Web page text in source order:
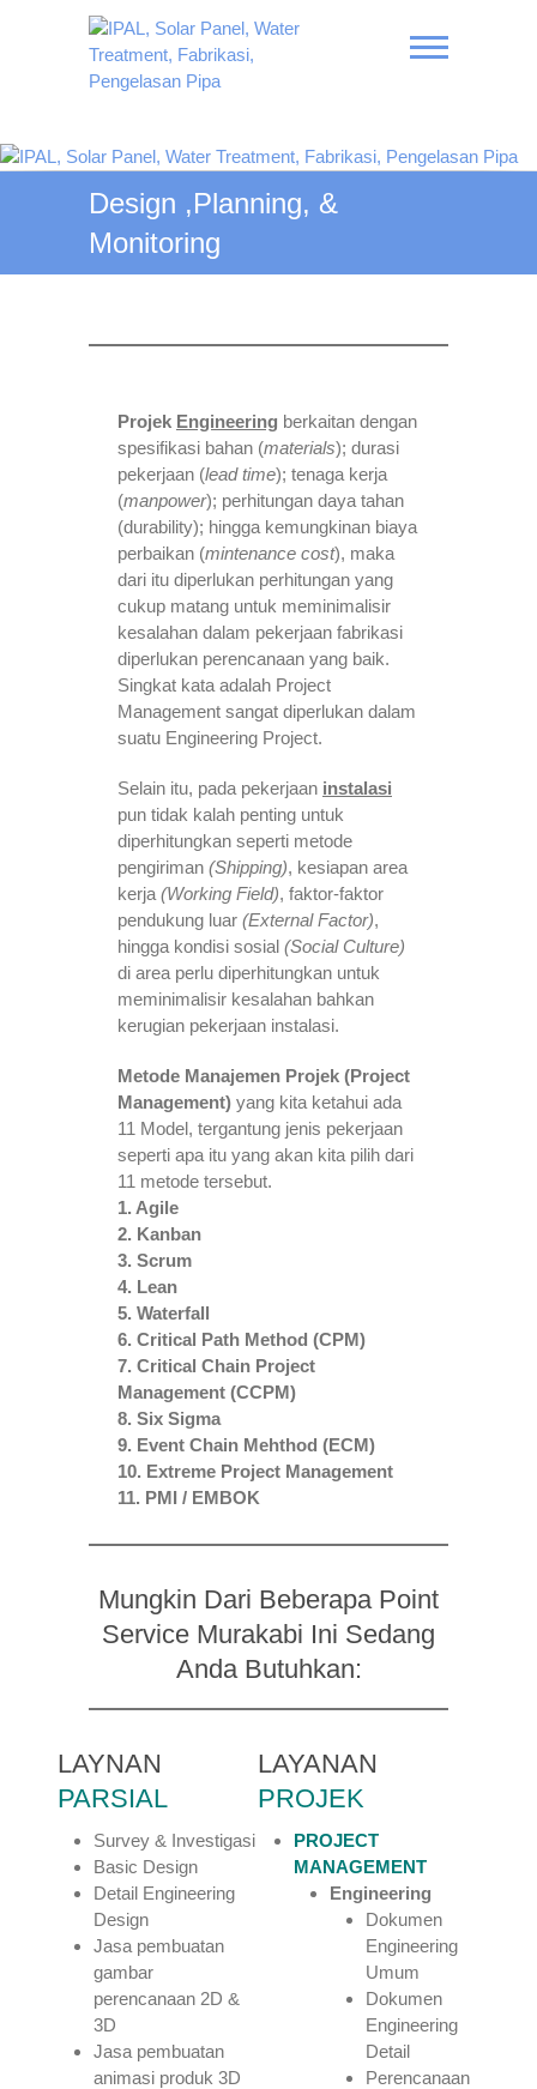
IPAL, Solar Panel, Water
Treatment, Fabrikasi,
Pengelasan Pipa
Design ,Planning, &
Monitoring
Projek Engineering berkaitan dengan
spesifikasi bahan (materials); durasi
pekerjaan (lead time); tenaga kerja
(manpower); perhitungan daya tahan
(durability); hingga kemungkinan biaya
perbaikan (mintenance cost), maka
dari itu diperlukan perhitungan yang
cukup matang untuk meminimalisir
kesalahan dalam pekerjaan fabrikasi
diperlukan perencanaan yang baik.
Singkat kata adalah Project
Management sangat diperlukan dalam
suatu Engineering Project.
Selain itu, pada pekerjaan instalasi
pun tidak kalah penting untuk
diperhitungkan seperti metode
pengiriman (Shipping), kesiapan area
kerja (Working Field), faktor-faktor
pendukung luar (External Factor),
hingga kondisi sosial (Social Culture)
di area perlu diperhitungkan untuk
meminimalisir kesalahan bahkan
kerugian pekerjaan instalasi.
Metode Manajemen Projek (Project
Management) yang kita ketahui ada
11 Model, tergantung jenis pekerjaan
seperti apa itu yang akan kita pilih dari
11 metode tersebut.
1. Agile
2. Kanban
3. Scrum
4. Lean
5. Waterfall
6. Critical Path Method (CPM)
7. Critical Chain Project
Management (CCPM)
8. Six Sigma
9. Event Chain Mehthod (ECM)
10. Extreme Project Management
11. PMI / EMBOK
Mungkin Dari Beberapa Point
Service Murakabi Ini Sedang
Anda Butuhkan:
LAYNAN
PARSIAL
Survey & Investigasi
Basic Design
Detail Engineering
Design
Jasa pembuatan
gambar
perencanaan 2D &
3D
Jasa pembuatan
animasi produk 3D
LAYANAN
PROJEK
PROJECT
MANAGEMENT
Engineering
Dokumen
Engineering
Umum
Dokumen
Engineering
Detail
Perencanaan